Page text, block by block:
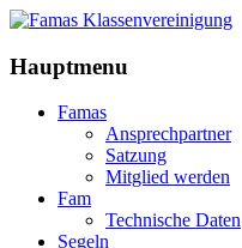
Hauptmenu
Famas
Ansprechpartner
Satzung
Mitglied werden
Fam
Technische Daten
Segeln